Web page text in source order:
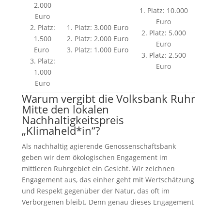
2.000
Euro
2. Platz:
1.500
Euro
3. Platz:
1.000
Euro
1. Platz: 3.000 Euro
2. Platz: 2.000 Euro
3. Platz: 1.000 Euro
1. Platz: 10.000
Euro
2. Platz: 5.000
Euro
3. Platz: 2.500
Euro
Warum vergibt die Volksbank Ruhr
Mitte den lokalen
Nachhaltigkeitspreis
„Klimaheld*in“?
Als nachhaltig agierende Genossenschaftsbank
geben wir dem ökologischen Engagement im
mittleren Ruhrgebiet ein Gesicht. Wir zeichnen
Engagement aus, das einher geht mit Wertschätzung
und Respekt gegenüber der Natur, das oft im
Verborgenen bleibt. Denn genau dieses Engagement